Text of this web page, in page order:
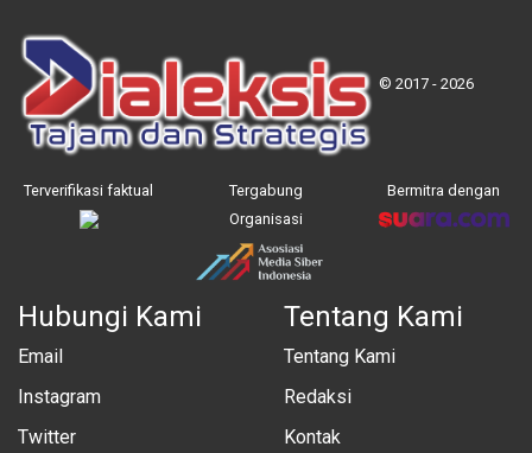
© 2017 - 2026
Terverifikasi faktual
Tergabung
Organisasi
Bermitra dengan
Hubungi Kami
Email
Instagram
Twitter
Tentang Kami
Tentang Kami
Redaksi
Kontak